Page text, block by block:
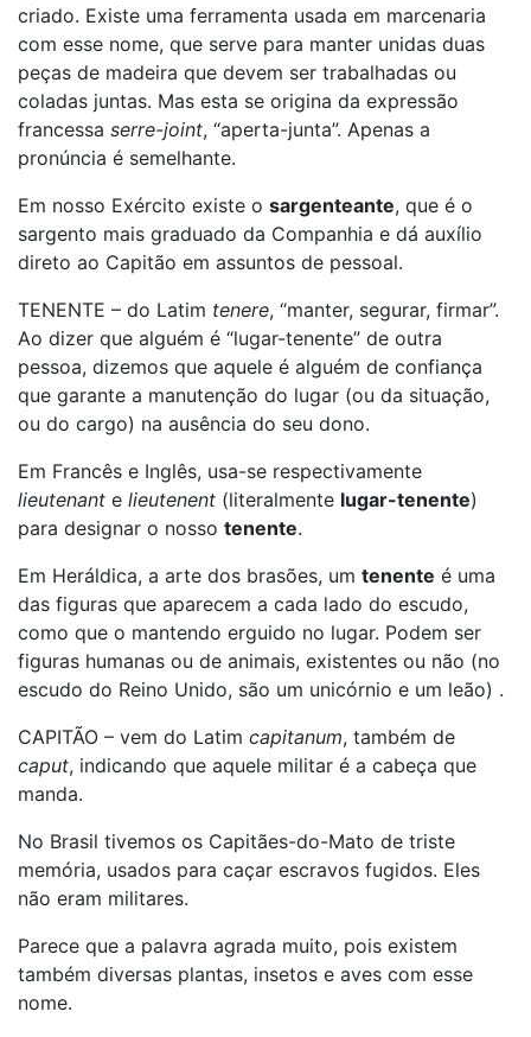
criado. Existe uma ferramenta usada em marcenaria
com esse nome, que serve para manter unidas duas
peças de madeira que devem ser trabalhadas ou
coladas juntas. Mas esta se origina da expressão
francessa serre-joint, “aperta-junta”. Apenas a
pronúncia é semelhante.
Em nosso Exército existe o sargenteante, que é o
sargento mais graduado da Companhia e dá auxílio
direto ao Capitão em assuntos de pessoal.
TENENTE – do Latim tenere, “manter, segurar, firmar”.
Ao dizer que alguém é “lugar-tenente” de outra
pessoa, dizemos que aquele é alguém de confiança
que garante a manutenção do lugar (ou da situação,
ou do cargo) na ausência do seu dono.
Em Francês e Inglês, usa-se respectivamente
lieutenant e lieutenent (literalmente lugar-tenente)
para designar o nosso tenente.
Em Heráldica, a arte dos brasões, um tenente é uma
das figuras que aparecem a cada lado do escudo,
como que o mantendo erguido no lugar. Podem ser
figuras humanas ou de animais, existentes ou não (no
escudo do Reino Unido, são um unicórnio e um leão) .
CAPITÃO – vem do Latim capitanum, também de
caput, indicando que aquele militar é a cabeça que
manda.
No Brasil tivemos os Capitães-do-Mato de triste
memória, usados para caçar escravos fugidos. Eles
não eram militares.
Parece que a palavra agrada muito, pois existem
também diversas plantas, insetos e aves com esse
nome.